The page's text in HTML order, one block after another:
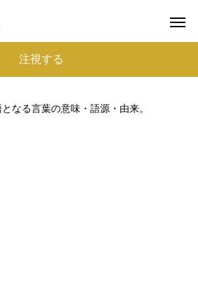
注視する
なる言葉の意味・語源・由来。